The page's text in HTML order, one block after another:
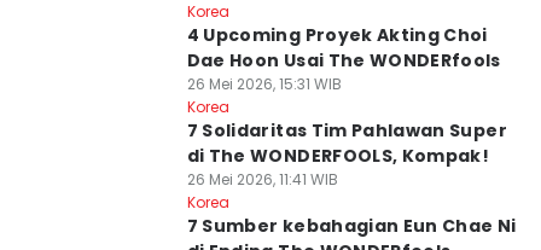
Korea
4 Upcoming Proyek Akting Choi
Dae Hoon Usai The WONDERfools
26 Mei 2026, 15:31 WIB
Korea
7 Solidaritas Tim Pahlawan Super
di The WONDERFOOLS, Kompak!
26 Mei 2026, 11:41 WIB
Korea
7 Sumber kebahagian Eun Chae Ni